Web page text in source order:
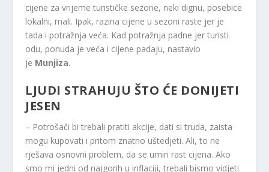
cijene za vrijeme turističke sezone, neki dignu, posebice
lokalni, mali. Ipak, razina cijene u sezoni raste jer je
tada i potražnja veća. Kad potražnja padne jer turisti
odu, ponuda je veća i cijene padaju, nastavio
je Munjiza.
LJUDI STRAHUJU ŠTO ĆE DONIJETI
JESEN
– Potrošači bi trebali pratiti akcije, dati si truda, zaista
mogu kupovati i pritom znatno uštedjeti. Ali, to ne
rješava osnovni problem, da se umiri rast cijena. Ako
smo mi jedni od najgorih u inflaciji, trebali bismo vidjeti